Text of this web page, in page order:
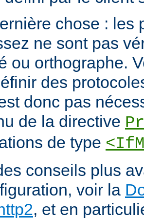
chose : les
ne sont pas
ou orthographe.
des
donc pas
de la directive
de type
conseils plus
voir la
, et en